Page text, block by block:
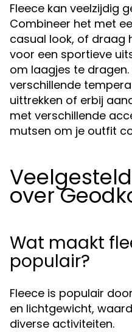
Fleece kan veelzijdig
Combineer het met
casual look, of draag
voor een sportieve
om laagjes te dragen.
verschillende
uittrekken of erbij
met verschillende
mutsen om je outfit
over
Wat maakt
populair?
Fleece is populair
en lichtgewicht,
diverse activiteiten.